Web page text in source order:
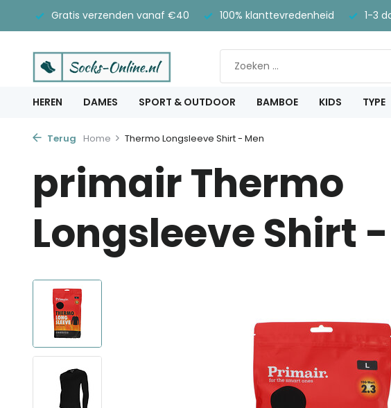
Gratis verzenden vanaf €40 100% klanttevredenheid 1-3
HEREN DAMES SPORT & OUTDOOR BAMBOE KIDS TYPE
Terug Home Thermo Longsleeve Shirt - Men
primair Thermo
Longsleeve Shirt